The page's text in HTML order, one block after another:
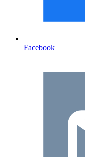
Facebook